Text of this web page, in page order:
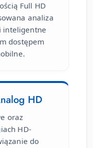
Full HD
analiza
inteligentne
dostępem
HD
oraz
HD-
do